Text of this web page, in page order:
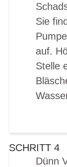
Sie
auf.
Stelle
SCHRITT 4
Dünn